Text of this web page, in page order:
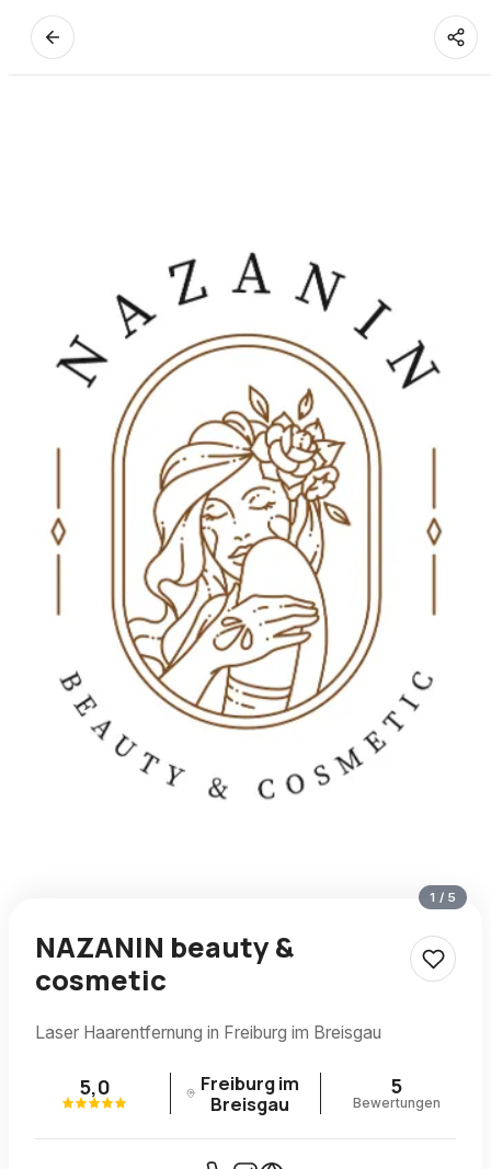
1 / 5
NAZANIN beauty &
cosmetic
Laser Haarentfernung in Freiburg im Breisgau
5,0
Freiburg im
Breisgau
5
Bewertungen